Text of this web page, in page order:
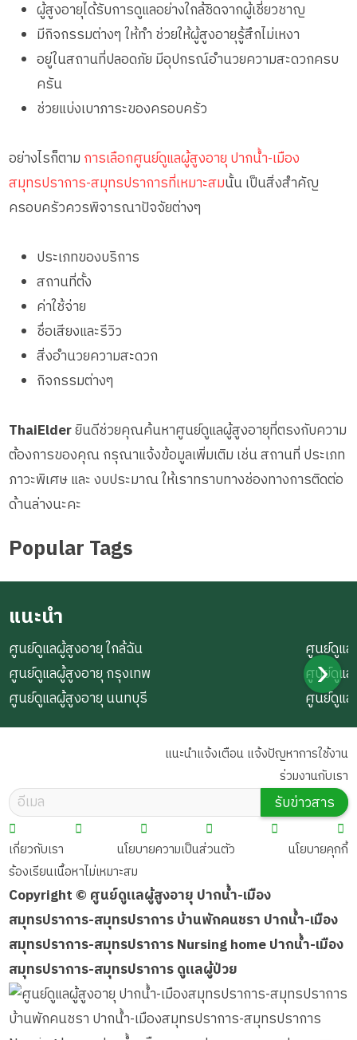
ผู้สูงอายุได้รับการดูแลอย่างใกล้ชิดจากผู้เชี่ยวชาญ
มีกิจกรรมต่างๆ ให้ทำ ช่วยให้ผู้สูงอายุรู้สึกไม่เหงา
อยู่ในสถานที่ปลอดภัย มีอุปกรณ์อำนวยความสะดวกครบ
ครัน
ช่วยแบ่งเบาภาระของครอบครัว
อย่างไรก็ตาม การเลือกศูนย์ดูแลผู้สูงอายุ ปากน้ำ-เมือง
สมุทรปราการ-สมุทรปราการที่เหมาะสมนั้น เป็นสิ่งสำคัญ
ครอบครัวควรพิจารณาปัจจัยต่างๆ
ประเภทของบริการ
สถานที่ตั้ง
ค่าใช้จ่าย
ชื่อเสียงและรีวิว
สิ่งอำนวยความสะดวก
กิจกรรมต่างๆ
ThaiElderยินดีช่วยคุณค้นหาศูนย์ดูแลผู้สูงอายุที่ตรงกับความ
ต้องการของคุณ กรุณาแจ้งข้อมูลเพิ่มเติม เช่น สถานที่ ประเภท
ภาวะพิเศษ และ งบประมาณ ให้เราทราบทางช่องทางการติดต่อ
ด้านล่างนะคะ
Popular Tags
แนะนำ
ศูนย์ดูแลผู้สูงอายุ ใกล้ฉัน
ศูนย์ดูแลผู้สูงอายุ กรุงเทพ
ศูนย์ดูแลผู้สูงอายุ นนทบุรี
ศูนย์ดูแ
ศูนย์ดูแล
ศูนย์ดูแ
Copyright © ศูนย์ดูแลผู้สูงอายุ ปากน้ำ-เมือง
สมุทรปราการ-สมุทรปราการ บ้านพักคนชรา ปากน้ำ-เมือง
สมุทรปราการ-สมุทรปราการ Nursing home ปากน้ำ-เมือง
สมุทรปราการ-สมุทรปราการ ดูแลผู้ป่วย
เกี่ยวกับเรา นโยบายความเป็นส่วนตัว
นโยบายคุกกี้
ร้องเรียนเนื้อหาไม่เหมาะสม
แนะนำแจ้งเตือน แจ้งปัญหาการใช้งาน
ร่วมงานกับเรา
รับข่าวสาร